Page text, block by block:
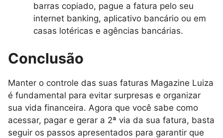
barras copiado, pague a fatura pelo seu
internet banking, aplicativo bancário ou em
casas lotéricas e agências bancárias.
Conclusão
Manter o controle das suas faturas Magazine Luiza
é fundamental para evitar surpresas e organizar
sua vida financeira. Agora que você sabe como
acessar, pagar e gerar a 2ª via da sua fatura, basta
seguir os passos apresentados para garantir que